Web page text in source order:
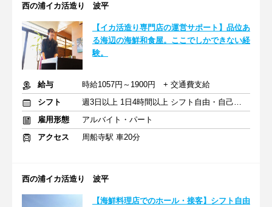
西の浦イカ活造り 波平
【イカ活造り専門店の運営サポート】品位あ
る海辺の海鮮和食屋。ここでしかできない経
験。
給与
時給1057円～1900円 + 交通費支給
シフト
週3日以上 1日4時間以上 シフト自由・自己申告
雇用形態
アルバイト・パート
アクセス
周船寺駅 車20分
西の浦イカ活造り 波平
【海鮮料理店でのホール・接客】シフト自由